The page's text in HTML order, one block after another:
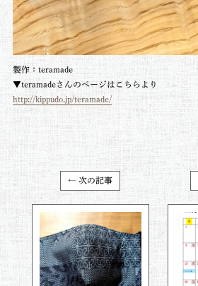
製作：teramade
▼teramadeさんのページはこちらより
http://kippudo.jp/teramade/
← 次の記事